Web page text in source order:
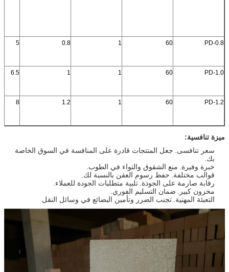
PD-0.8
60
1
0.8
5
PD-1.0
60
1
1
6.5
PD-1.2
60
1
1.2
8
ميزة تنافسية:
سعر تنافسى. جعل المنتجات قادرة على المنافسة في السوق الخاصة
بك.
خبرة وفيرة. منع الشقوق والتواء في الطوب.
قوالب مختلفة. حفظ رسوم العفن بالنسبة لك.
رقابة صارمة على الجودة. تلبية متطلبات الجودة للعملاء.
مخزون كبير.
ضمان التسليم الفوري.
التعبئة المهنية. تجنب الضرر وتأمين البضائع في وسائل النقل